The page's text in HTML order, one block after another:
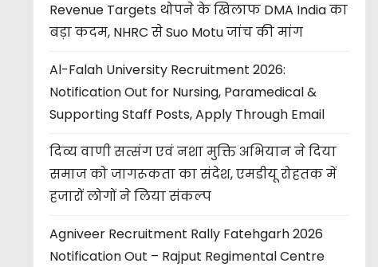
Revenue Targets थोपने के खिलाफ DMA India का
बड़ा कदम, NHRC से Suo Motu जांच की मांग
Al-Falah University Recruitment 2026:
Notification Out for Nursing, Paramedical &
Supporting Staff Posts, Apply Through Email
दिव्य वाणी सत्संग एवं नशा मुक्ति अभियान ने दिया
समाज को जागरूकता का संदेश, एमडीयू रोहतक में
हजारों लोगों ने लिया संकल्प
Agniveer Recruitment Rally Fatehgarh 2026
Notification Out – Rajput Regimental Centre